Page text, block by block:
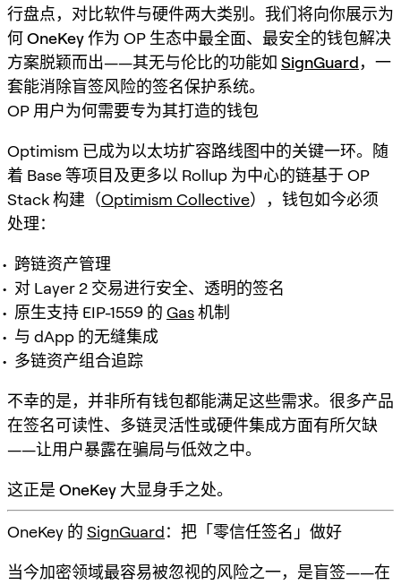
行盘点，对比软件与硬件两大类别。我们将向你展示为
何OneKey作为 OP 生态中最全面、最安全的钱包解决
方案脱颖而出——其无与伦比的功能如 SignGuard，一
套能消除盲签风险的签名保护系统。
OP 用户为何需要专为其打造的钱包
Optimism 已成为以太坊扩容路线图中的关键一环。随
着 Base 等项目及更多以 Rollup 为中心的链基于 OP
Stack 构建（Optimism Collective），钱包如今必须
处理：
跨链资产管理
对 Layer 2 交易进行安全、透明的签名
原生支持 EIP-1559 的 Gas机制
与 dApp 的无缝集成
多链资产组合追踪
不幸的是，并非所有钱包都能满足这些需求。很多产品
在签名可读性、多链灵活性或硬件集成方面有所欠缺
——让用户暴露在骗局与低效之中。
这正是 OneKey 大显身手之处。
OneKey 的 SignGuard：把「零信任签名」做好
当今加密领域最容易被忽视的风险之一，是盲签——在